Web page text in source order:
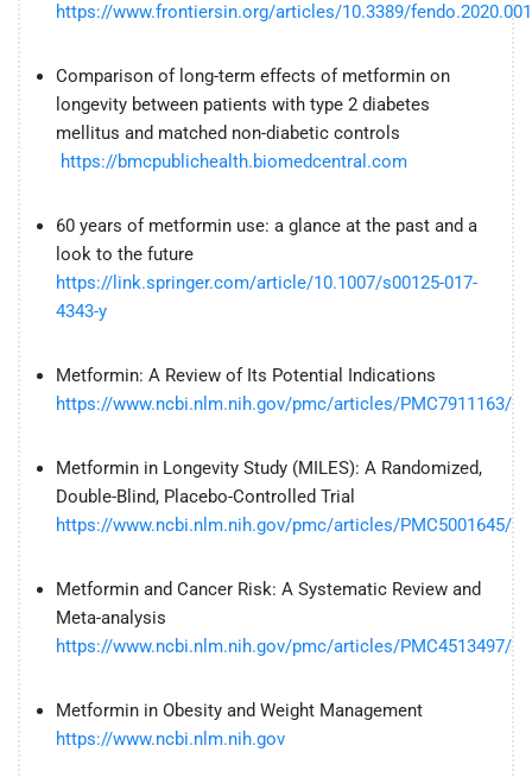
https://www.frontiersin.org/articles/10.3389/
Comparison of long-term effects of metformin on
longevity between patients with type 2 diabetes
mellitus and matched non-diabetic controls
https://bmcpublichealth.biomedcentral.com
60 years of metformin use: a glance at the past and a
look to the future
https://link.springer.com/article/10.1007/s00125-017-
4343-y
Metformin: A Review of Its Potential Indications
https://www.ncbi.nlm.nih.gov/pmc/articles/PMC7911163/
Metformin in Longevity Study (MILES): A Randomized,
Double-Blind, Placebo-Controlled Trial
https://www.ncbi.nlm.nih.gov/pmc/articles/PMC5001645/
Metformin and Cancer Risk: A Systematic Review and
Meta-analysis
https://www.ncbi.nlm.nih.gov/pmc/articles/PMC4513497/
Metformin in Obesity and Weight Management
https://www.ncbi.nlm.nih.gov